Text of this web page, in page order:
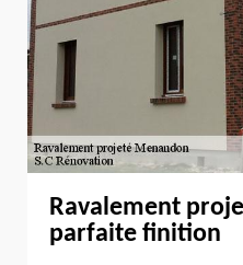
Ravalement
parfaite finition